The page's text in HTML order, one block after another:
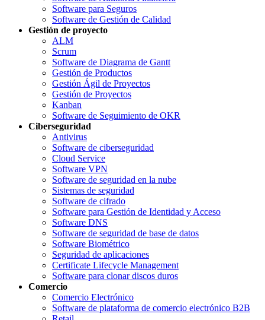
Software para Seguros
Software de Gestión de Calidad
Gestión de proyecto
ALM
Scrum
Software de Diagrama de Gantt
Gestión de Productos
Gestión Ágil de Proyectos
Gestión de Proyectos
Kanban
Software de Seguimiento de OKR
Ciberseguridad
Antivirus
Software de ciberseguridad
Cloud Service
Software VPN
Software de seguridad en la nube
Sistemas de seguridad
Software de cifrado
Software para Gestión de Identidad y Acceso
Software DNS
Software de seguridad de base de datos
Software Biométrico
Seguridad de aplicaciones
Certificate Lifecycle Management
Software para clonar discos duros
Comercio
Comercio Electrónico
Software de plataforma de comercio electrónico B2B